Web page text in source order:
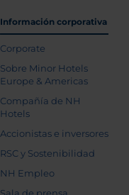
Información corporativa
Corporate
Sobre Minor Hotels
Europe & Americas
Compañía de NH
Hotels
Accionistas e inversores
RSC y Sostenibilidad
NH Empleo